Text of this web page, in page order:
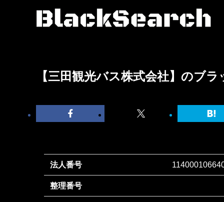
【三田観光バス株式会社】のブ
法人番号
整理番号